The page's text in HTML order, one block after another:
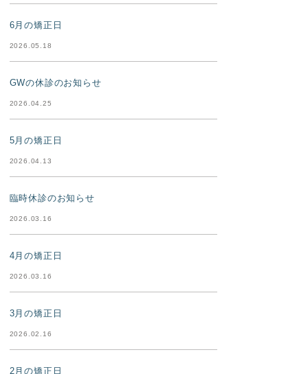
6月の矯正日
2026.05.18
GWの休診のお知らせ
2026.04.25
5月の矯正日
2026.04.13
臨時休診のお知らせ
2026.03.16
4月の矯正日
2026.03.16
3月の矯正日
2026.02.16
2月の矯正日